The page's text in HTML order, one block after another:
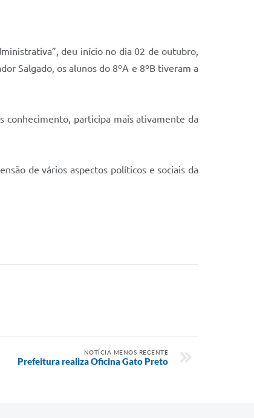
deu início no dia 02 de outubro,
Salgado, os alunos do 8ºA e 8ºB tiveram a
conhecimento, participa mais ativamente da
de vários aspectos políticos e sociais da
NOTÍCIA MENOS RECENTE
Prefeitura realiza Oficina Gato Preto